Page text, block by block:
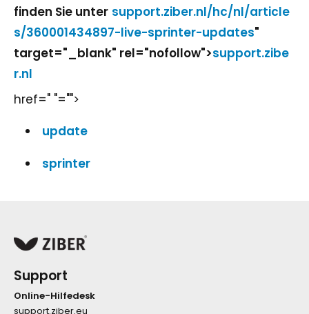
finden Sie unter support.ziber.nl/hc/nl/article
s/360001434897-live-sprinter-updates"
target="_blank" rel="nofollow">support.zibe
r.nl
href=" "="">
update
sprinter
Support
Online-Hilfedesk
support.ziber.eu